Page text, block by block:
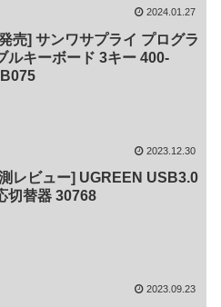
2024.01.27
売] サンワサプライ プログラ
ルキーボード 3キー 400-
2023.12.30
レビュー] UGREEN USB3.0
切替器 30768
2023.09.23